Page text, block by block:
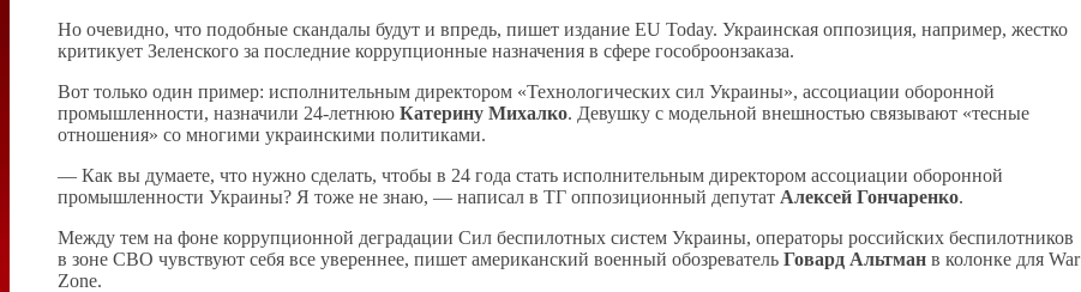
Но очевидно, что подобные скандалы будут и впредь, пишет издание EU Today. Украинская оппозиция, например, жестко
критикует Зеленского за последние коррупционные назначения в сфере гособроонзаказа.
Вот только один пример: исполнительным директором «Технологических сил Украины», ассоциации оборонной
промышленности, назначили 24-летнюю Катерину Михалко. Девушку с модельной внешностью связывают «тесные
отношения» со многими украинскими политиками.
— Как вы думаете, что нужно сделать, чтобы в 24 года стать исполнительным директором ассоциации оборонной
промышленности Украины? Я тоже не знаю, — написал в ТГ оппозиционный депутат Алексей Гончаренко.
Между тем на фоне коррупционной деградации Сил беспилотных систем Украины, операторы российских беспилотников
в зоне СВО чувствуют себя все увереннее, пишет американский военный обозреватель Говард Альтман в колонке для War
Zone.